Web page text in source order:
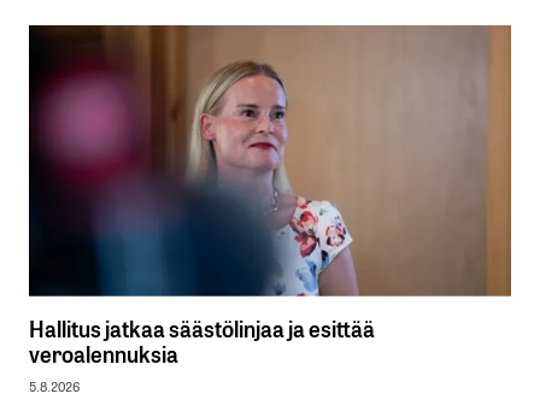
Hallitus jatkaa säästölinjaa ja esittää
veroalennuksia
5.8.2026